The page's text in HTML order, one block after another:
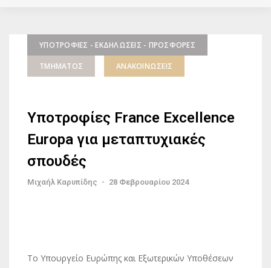
ΥΠΟΤΡΟΦΊΕΣ - ΕΚΔΗΛΏΣΕΙΣ - ΠΡΟΣΦΟΡΈΣ
ΤΜΉΜΑΤΟΣ ΑΝΑΚΟΙΝΏΣΕΙΣ
Υποτροφίες France Excellence
Europa για μεταπτυχιακές
σπουδές
Μιχαήλ Καρυπίδης - 28 Φεβρουαρίου 2024
Tο Υπουργείο Ευρώπης και Εξωτερικών Υποθέσεων